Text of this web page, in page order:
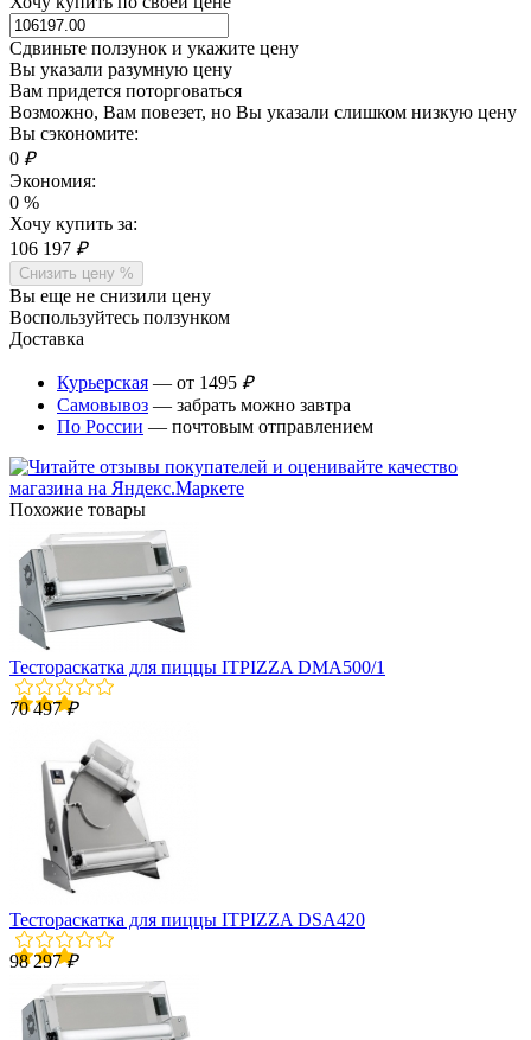
Сдвиньте ползунок и укажите цену
Вы указали разумную цену
Вам придется поторговаться
Возможно, Вам повезет, но Вы указали слишком низкую цену
Вы сэкономите:
0 ₽
Экономия:
0 %
Хочу купить за:
106 197 ₽
Снизить цену %
Вы еще не снизили цену
Воспользуйтесь ползунком
Доставка
Курьерская — от 1495 ₽
Самовывоз — забрать можно завтра
По России — почтовым отправлением
Похожие товары
Тестораскатка для пиццы ITPIZZA DMA500/1
70 497₽
Тестораскатка для пиццы ITPIZZA DSA420
98 297₽